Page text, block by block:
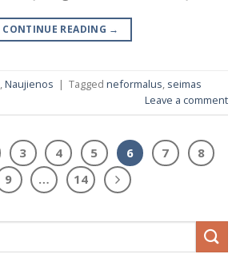
CONTINUE READING →
,Naujienos | Tagged neformalus, seimas
Leave a comment
3 4 5 6 7
8
9
… 14